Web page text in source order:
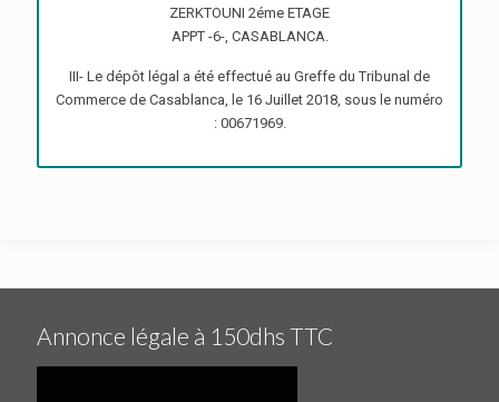
ZERKTOUNI 2éme ETAGE
APPT -6-, CASABLANCA.
III- Le dépôt légal a été effectué au Greffe du Tribunal de
Commerce de Casablanca, le 16 Juillet 2018, sous le numéro
: 00671969.
Annonce légale à 150dhs TTC